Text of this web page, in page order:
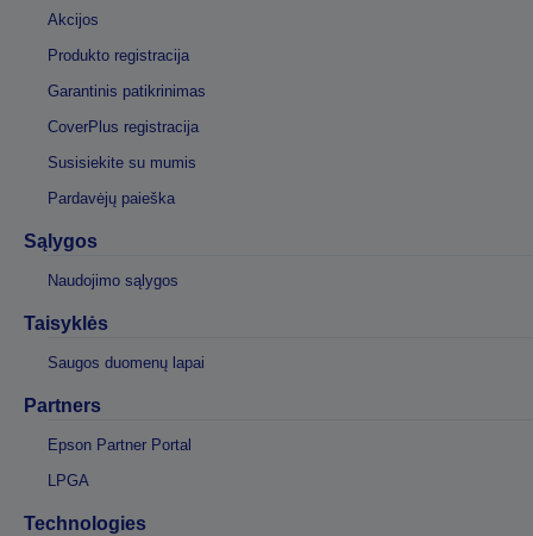
Akcijos
Produkto registracija
Garantinis patikrinimas
CoverPlus registracija
Susisiekite su mumis
Pardavėjų paieška
Sąlygos
Naudojimo sąlygos
Taisyklės
Saugos duomenų lapai
Partners
Epson Partner Portal
LPGA
Technologies